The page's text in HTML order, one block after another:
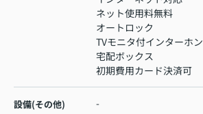
ネット使用料無料
オートロック
TVモニタ付インターホン
宅配ボックス
初期費用カード決済可
設備(その他) -